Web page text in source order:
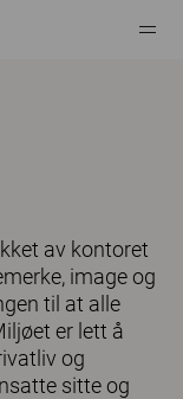
av kontoret
image og
til at alle
er lett å
og
sitte og